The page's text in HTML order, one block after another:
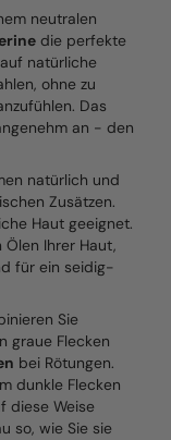
neutralen
die perfekte
natürliche
ohne zu
Das
an - den
natürlich und
Zusätzen.
Haut geeignet.
Ihrer Haut,
für ein seidig-
Sie
graue Flecken
bei Rötungen.
dunkle Flecken
diese Weise
so, wie Sie sie